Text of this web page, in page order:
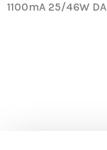
1100mA 25/46W